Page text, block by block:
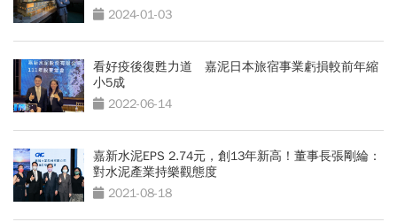
2024-01-03
看好疫後復甦力道 嘉泥日本旅宿事業虧損較前年縮
小5成
2022-06-14
嘉新水泥EPS 2.74元，創13年新高！董事長張剛綸：
對水泥產業持樂觀態度
2021-08-18